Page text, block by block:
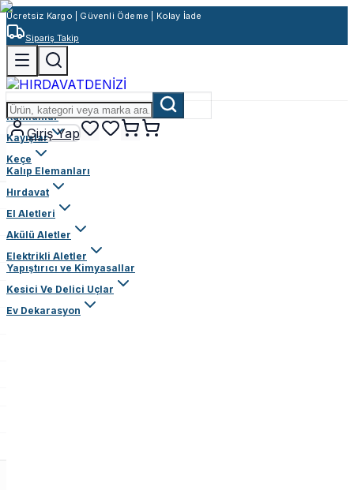
Ücretsiz Kargo | Güvenli Ödeme | Kolay İade
Sipariş Takip
Giriş Yap
Rulmanlar
Kayışlar
Keçe
Kalıp Elemanları
Hırdavat
El Aletleri
Akülü Aletler
Elektrikli Aletler
Yapıştırıcı ve Kimyasallar
Kesici Ve Delici Uçlar
Ev Dekarasyon